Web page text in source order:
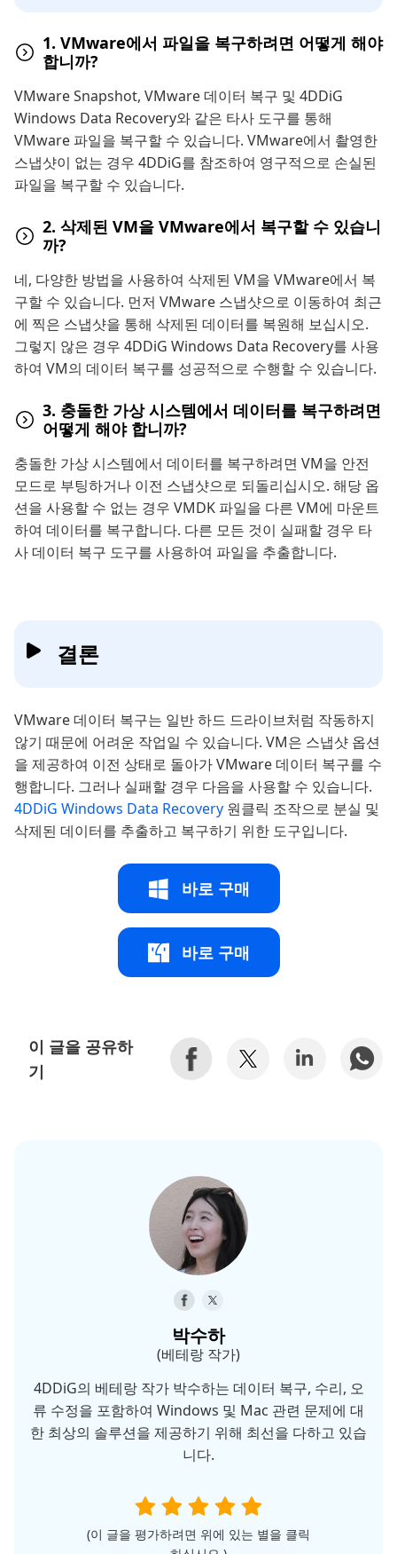
1. VMware에서 파일을 복구하려면 어떻게 해야
합니까?
VMware Snapshot, VMware 데이터 복구 및 4DDiG
Windows Data Recovery와 같은 타사 도구를 통해
VMware 파일을 복구할 수 있습니다. VMware에서 촬영한
스냅샷이 없는 경우 4DDiG를 참조하여 영구적으로 손실된
파일을 복구할 수 있습니다.
2. 삭제된 VM을 VMware에서 복구할 수 있습니
까?
네, 다양한 방법을 사용하여 삭제된 VM을 VMware에서 복
구할 수 있습니다. 먼저 VMware 스냅샷으로 이동하여 최근
에 찍은 스냅샷을 통해 삭제된 데이터를 복원해 보십시오.
그렇지 않은 경우 4DDiG Windows Data Recovery를 사용
하여 VM의 데이터 복구를 성공적으로 수행할 수 있습니다.
3. 충돌한 가상 시스템에서 데이터를 복구하려면
어떻게 해야 합니까?
충돌한 가상 시스템에서 데이터를 복구하려면 VM을 안전
모드로 부팅하거나 이전 스냅샷으로 되돌리십시오. 해당 옵
션을 사용할 수 없는 경우 VMDK 파일을 다른 VM에 마운트
하여 데이터를 복구합니다. 다른 모든 것이 실패할 경우 타
사 데이터 복구 도구를 사용하여 파일을 추출합니다.
결론
VMware 데이터 복구는 일반 하드 드라이브처럼 작동하지
않기 때문에 어려운 작업일 수 있습니다. VM은 스냅샷 옵션
을 제공하여 이전 상태로 돌아가 VMware 데이터 복구를 수
행합니다. 그러나 실패할 경우 다음을 사용할 수 있습니다.
4DDiG Windows Data Recovery 원클릭 조작으로 분실 및
삭제된 데이터를 추출하고 복구하기 위한 도구입니다.
바로 구매
바로 구매
이 글을 공유하
기
박수하
(베테랑 작가)
4DDiG의 베테랑 작가 박수하는 데이터 복구, 수리, 오
류 수정을 포함하여 Windows 및 Mac 관련 문제에 대
한 최상의 솔루션을 제공하기 위해 최선을 다하고 있습
니다.
(이 글을 평가하려면 위에 있는 별을 클릭